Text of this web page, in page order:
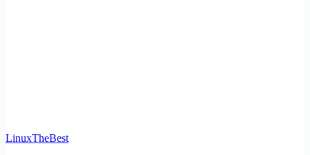
LinuxTheBest